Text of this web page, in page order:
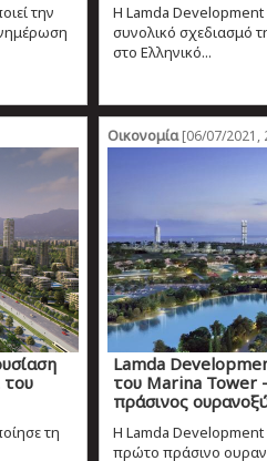
την
Η Lamda Development
συνολικό σχεδιασμό
στο Ελληνικό...
τη
Οικονομία[06/07/2021,
Lamda
του Marina Tower
πράσινος
Η Lamda Development
πρώτο πράσινο